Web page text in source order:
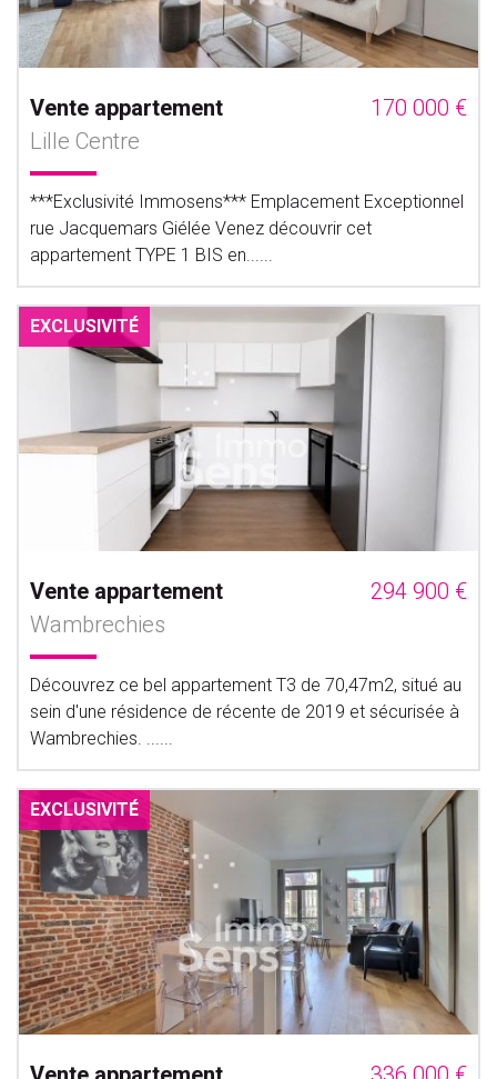
Vente appartement
170 000 €
Lille Centre
***Exclusivité Immosens*** Emplacement Exceptionnel
rue Jacquemars Giélée Venez découvrir cet
appartement TYPE 1 BIS en......
EXCLUSIVITÉ
Vente appartement
294 900 €
Wambrechies
Découvrez ce bel appartement T3 de 70,47m2, situé au
sein d'une résidence de récente de 2019 et sécurisée à
Wambrechies. ......
EXCLUSIVITÉ